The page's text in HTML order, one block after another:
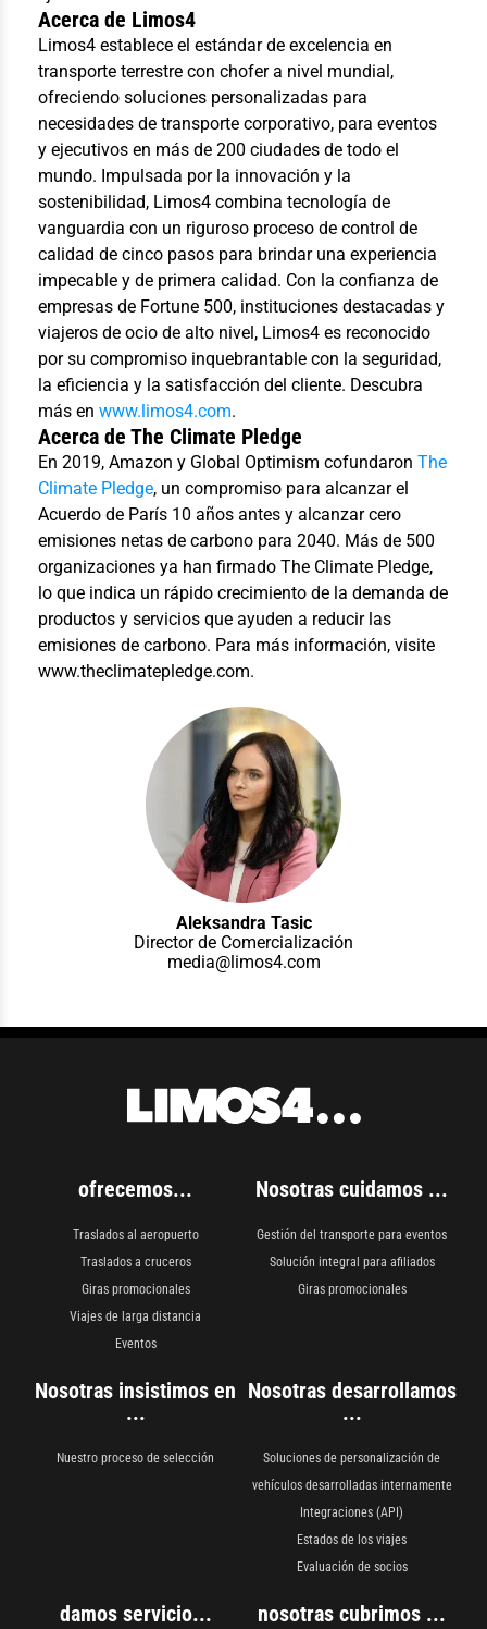
Acerca de Limos4
Limos4 establece el estándar de excelencia en
transporte terrestre con chofer a nivel mundial,
ofreciendo soluciones personalizadas para
necesidades de transporte corporativo, para eventos
y ejecutivos en más de 200 ciudades de todo el
mundo. Impulsada por la innovación y la
sostenibilidad, Limos4 combina tecnología de
vanguardia con un riguroso proceso de control de
calidad de cinco pasos para brindar una experiencia
impecable y de primera calidad. Con la confianza de
empresas de Fortune 500, instituciones destacadas y
viajeros de ocio de alto nivel, Limos4 es reconocido
por su compromiso inquebrantable con la seguridad,
la eficiencia y la satisfacción del cliente. Descubra
más en www.limos4.com.
Acerca de The Climate Pledge
En 2019, Amazon y Global Optimism cofundaron The
Climate Pledge, un compromiso para alcanzar el
Acuerdo de París 10 años antes y alcanzar cero
emisiones netas de carbono para 2040. Más de 500
organizaciones ya han firmado The Climate Pledge,
lo que indica un rápido crecimiento de la demanda de
productos y servicios que ayuden a reducir las
emisiones de carbono. Para más información, visite
www.theclimatepledge.com.
Aleksandra Tasic
Director de Comercialización
media@limos4.com
ofrecemos...
Traslados al aeropuerto
Traslados a cruceros
Giras promocionales
Viajes de larga distancia
Eventos
Nosotras cuidamos ...
Gestión del transporte para eventos
Solución integral para afiliados
Giras promocionales
Nosotras insistimos en
...
Nuestro proceso de selección
Nosotras desarrollamos
...
Soluciones de personalización de
vehículos desarrolladas internamente
Integraciones (API)
Estados de los viajes
Evaluación de socios
damos servicio... nosotras cubrimos ...